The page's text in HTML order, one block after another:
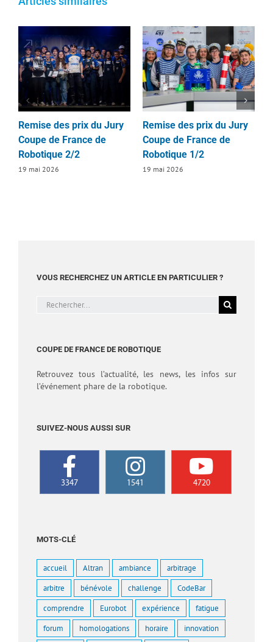
Remise des prix du Jury
Coupe de France de
Robotique 2/2
19 mai 2026
Remise des prix du Jury
Coupe de France de
Robotique 1/2
19 mai 2026
VOUS RECHERCHEZ UN ARTICLE EN PARTICULIER ?
Rechercher:
COUPE DE FRANCE DE ROBOTIQUE
Retrouvez tous l’actualité, les news, les infos sur
l’événement phare de la robotique.
SUIVEZ-NOUS AUSSI SUR
3347 1541 4720
MOTS-CLÉ
accueil Altran ambiance arbitrage
arbitre bénévole challenge CodeBar
comprendre Eurobot expérience fatigue
forum homologations horaire innovation